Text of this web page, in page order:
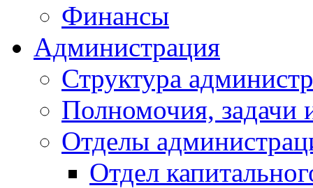
Финансы
Администрация
Структура
Полномочия, задачи
Отделы
Отдел